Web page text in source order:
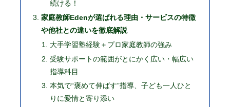
続ける！
家庭教師Edenが選ばれる理由・サービスの特徴
や他社との違いを徹底解説
大手学習塾経験＋プロ家庭教師の強み
受験サポートの範囲がとにかく広い・幅広い
指導科目
本気で“褒めて伸ばす”指導、子ども一人ひと
りに愛情と寄り添い